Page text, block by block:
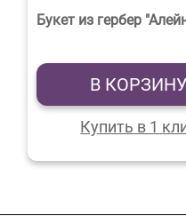
Букет из гербер
В КОРЗИНУ
Купить в 1